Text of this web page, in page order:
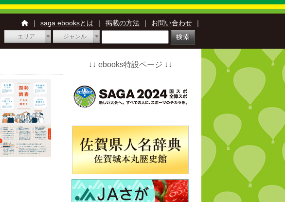
｜ saga ebooksとは ｜ 掲載の方法 ｜ お問い合わせ ｜
エリア ジャンル
↓↓ ebooks特設ページ ↓↓